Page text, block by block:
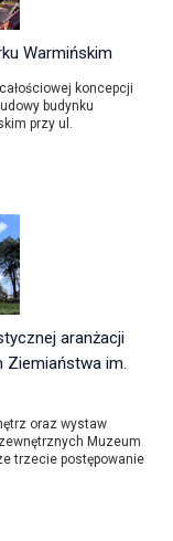
Warmińskim
koncepcji
budynku
przy ul.
aranżacji
Ziemiaństwa im.
oraz wystaw
Muzeum
trzecie postępowanie